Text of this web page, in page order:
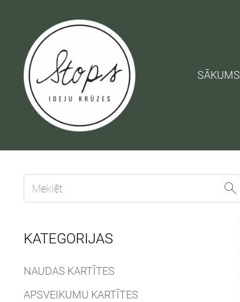
SĀKUMS
KATEGORIJAS
NAUDAS KARTĪTES
APSVEIKUMU KARTĪTES